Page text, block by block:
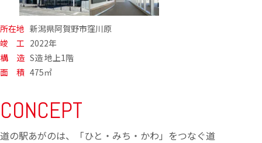
所在地 新潟県阿賀野市窪川原
竣 工 2022年
構 造 S造 地上1階
面 積 475㎡
CONCEPT
道の駅あがのは、「ひと・みち・かわ」をつなぐ道